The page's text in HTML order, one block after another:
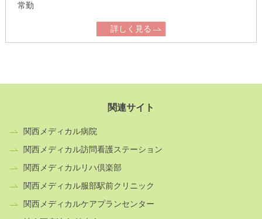
常勤
詳しく見る
関連サイト
関西メディカル病院
関西メディカル訪問看護ステーション
関西メディカルリハ倶楽部
関西メディカル服部駅前クリニック
関西メディカルケアプランセンター